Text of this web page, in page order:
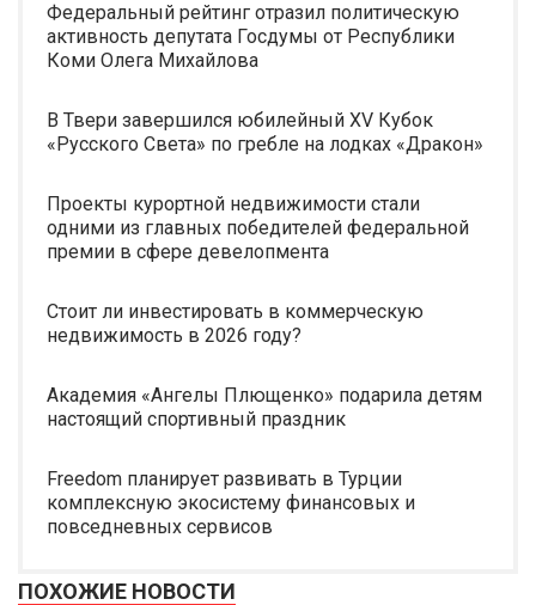
Федеральный рейтинг отразил политическую
активность депутата Госдумы от Республики
Коми Олега Михайлова
В Твери завершился юбилейный XV Кубок
«Русского Света» по гребле на лодках «Дракон»
Проекты курортной недвижимости стали
одними из главных победителей федеральной
премии в сфере девелопмента
Стоит ли инвестировать в коммерческую
недвижимость в 2026 году?
Академия «Ангелы Плющенко» подарила детям
настоящий спортивный праздник
Freedom планирует развивать в Турции
комплексную экосистему финансовых и
повседневных сервисов
ПОХОЖИЕ НОВОСТИ